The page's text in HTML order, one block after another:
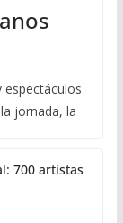
espectáculos
jornada, la
700 artistas